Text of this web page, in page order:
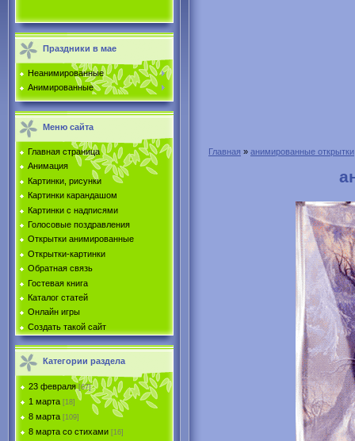
Праздники в мае
Неанимированные
Анимированные
Меню сайта
Главная страница
Анимация
Картинки, рисунки
Картинки карандашом
Картинки с надписями
Голосовые поздравления
Открытки анимированные
Открытки-картинки
Обратная связь
Гостевая книга
Каталог статей
Онлайн игры
Создать такой сайт
Категории раздела
23 февраля [67]
1 марта [18]
8 марта [109]
8 марта со стихами [16]
Главная » анимированные открытки